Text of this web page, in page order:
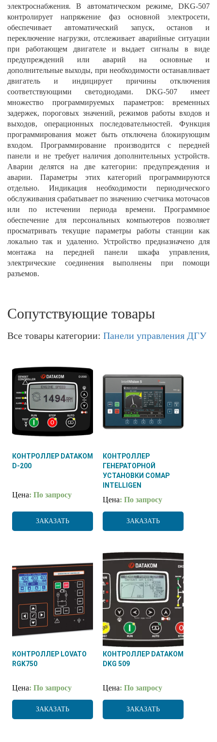
электроснабжения. В автоматическом режиме, DKG-507
контролирует напряжение фаз основной электросети,
обеспечивает автоматический запуск, останов и
переключение нагрузки, отслеживает аварийные ситуации
при работающем двигателе и выдает сигналы в виде
предупреждений или аварий на основные и
дополнительные выходы, при необходимости останавливает
двигатель и индицирует причины отключения
соответствующими светодиодами. DKG-507 имеет
множество программируемых параметров: временных
задержек, пороговых значений, режимов работы входов и
выходов, операционных последовательностей. Функция
программирования может быть отключена блокирующим
входом. Программирование производится с передней
панели и не требует наличия дополнительных устройств.
Аварии делятся на две категории: предупреждения и
аварии. Параметры этих категорий программируются
отдельно. Индикация необходимости периодического
обслуживания срабатывает по значению счетчика моточасов
или по истечении периода времени. Программное
обеспечение для персональных компьютеров позволяет
просматривать текущие параметры работы станции как
локально так и удаленно. Устройство предназначено для
монтажа на передней панели шкафа управления,
электрические соединения выполнены при помощи
разъемов.
Сопутствующие товары
Все товары категории: Панели управления ДГУ
КОНТРОЛЛЕР DATAKOM
D-200
Цена: По запросу
ЗАКАЗАТЬ
КОНТРОЛЛЕР
ГЕНЕРАТОРНОЙ
УСТАНОВКИ COMAP
INTELLIGEN
Цена: По запросу
ЗАКАЗАТЬ
КОНТРОЛЛЕР LOVATO
RGK750
Цена: По запросу
ЗАКАЗАТЬ
КОНТРОЛЛЕР DATAKOM
DKG 509
Цена: По запросу
ЗАКАЗАТЬ